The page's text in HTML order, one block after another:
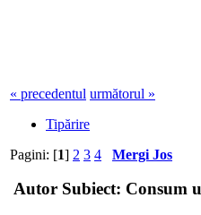
« precedentul următorul »
Tipărire
Pagini: [1] 2 3 4 Mergi Jos
Autor Subiect: Consum